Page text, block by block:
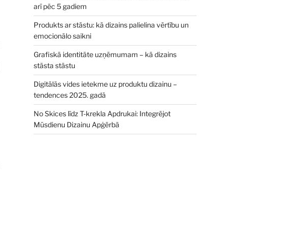
arī pēc 5 gadiem
Produkts ar stāstu: kā dizains palielina vērtību un
emocionālo saikni
Grafiskā identitāte uzņēmumam – kā dizains
stāsta stāstu
Digitālās vides ietekme uz produktu dizainu –
tendences 2025. gadā
No Skices līdz T-krekla Apdrukai: Integrējot
Mūsdienu Dizainu Apģērbā